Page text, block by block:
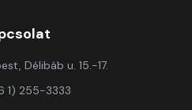
Délibáb u. 15.-17.
1) 255-3333